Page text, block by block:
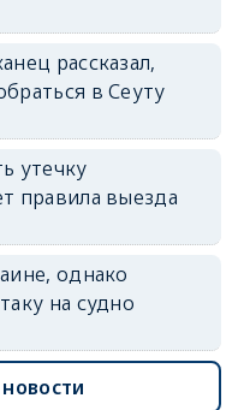
рассказал,
в Сеуту
утечку
правила выезда
однако
на судно